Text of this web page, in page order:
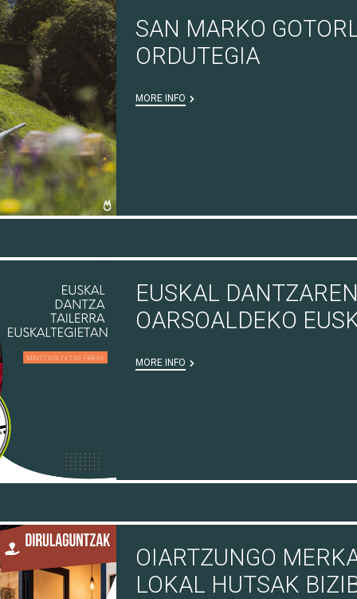
SAN MARKO
ORDUTEGIA
MORE INFO
EUSKAL
OARSOALDEKO
MORE INFO
OIARTZUNGO
LOKAL HUTSAK